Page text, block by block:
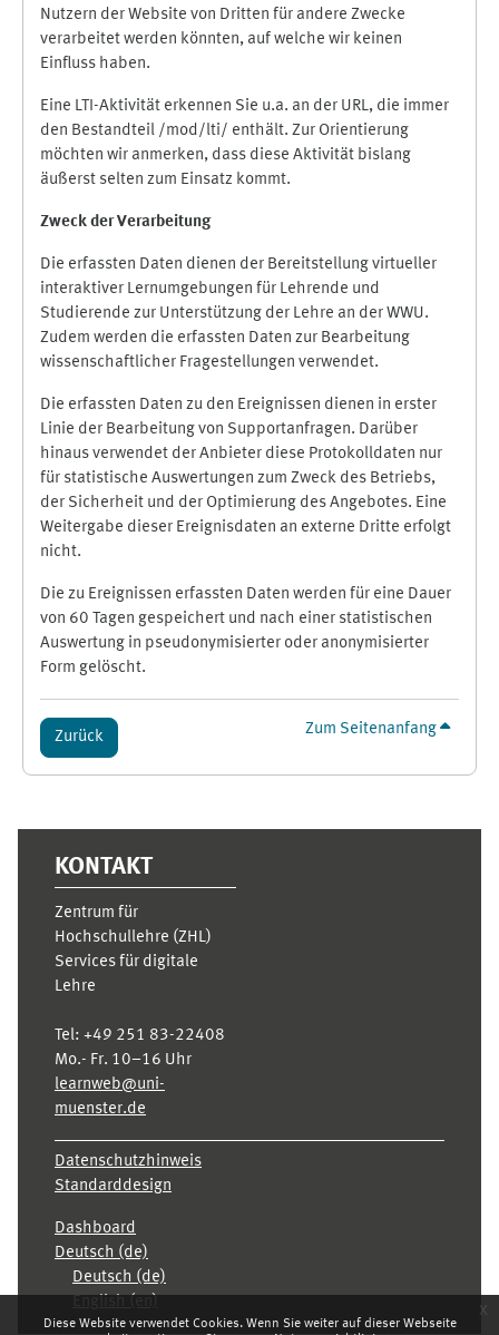
Diese Website verwendet Cookies. Wenn Sie weiter auf dieser Webseite
x
Nutzern der Website von Dritten für andere Zwecke
verarbeitet werden könnten, auf welche wir keinen
Einfluss haben.
Eine LTI-Aktivität erkennen Sie u.a. an der URL, die immer
den Bestandteil /mod/lti/ enthält. Zur Orientierung
möchten wir anmerken, dass diese Aktivität bislang
äußerst selten zum Einsatz kommt.
Zweck der Verarbeitung
Die erfassten Daten dienen der Bereitstellung virtueller
interaktiver Lernumgebungen für Lehrende und
Studierende zur Unterstützung der Lehre an der WWU.
Zudem werden die erfassten Daten zur Bearbeitung
wissenschaftlicher Fragestellungen verwendet.
Die erfassten Daten zu den Ereignissen dienen in erster
Linie der Bearbeitung von Supportanfragen. Darüber
hinaus verwendet der Anbieter diese Protokolldaten nur
für statistische Auswertungen zum Zweck des Betriebs,
der Sicherheit und der Optimierung des Angebotes. Eine
Weitergabe dieser Ereignisdaten an externe Dritte erfolgt
nicht.
Die zu Ereignissen erfassten Daten werden für eine Dauer
von 60 Tagen gespeichert und nach einer statistischen
Auswertung in pseudonymisierter oder anonymisierter
Form gelöscht.
Zurück Zum Seitenanfang
KONTAKT
Zentrum für
Hochschullehre (ZHL)
Services für digitale
Lehre
Tel: +49 251 83-22408
Mo.- Fr. 10–16 Uhr
learnweb@uni-
muenster.de
Datenschutzhinweis
Standarddesign
Dashboard
Deutsch ‎(de)‎
Deutsch ‎(de)‎